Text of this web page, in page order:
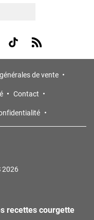
on Youtube
Visit us on Tiktok
Visit us on Rss
de vente
Contact
2026
recettes courgette